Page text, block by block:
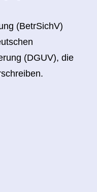
(BetrSichV)
(DGUV), die